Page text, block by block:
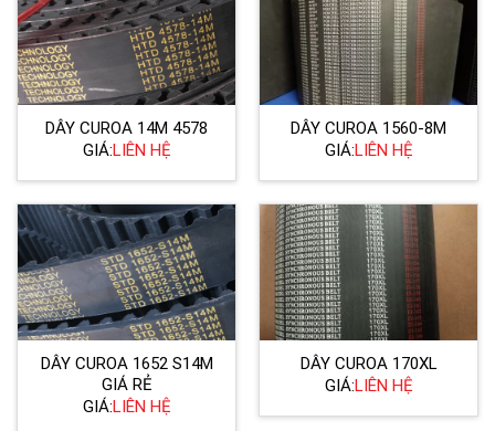
DÂY CUROA 14M 4578
GIÁ:LIÊN HỆ
DÂY CUROA 1560-8M
GIÁ:LIÊN HỆ
DÂY CUROA 1652 S14M
GIÁ RẺ
GIÁ:LIÊN HỆ
DÂY CUROA 170XL
GIÁ:LIÊN HỆ